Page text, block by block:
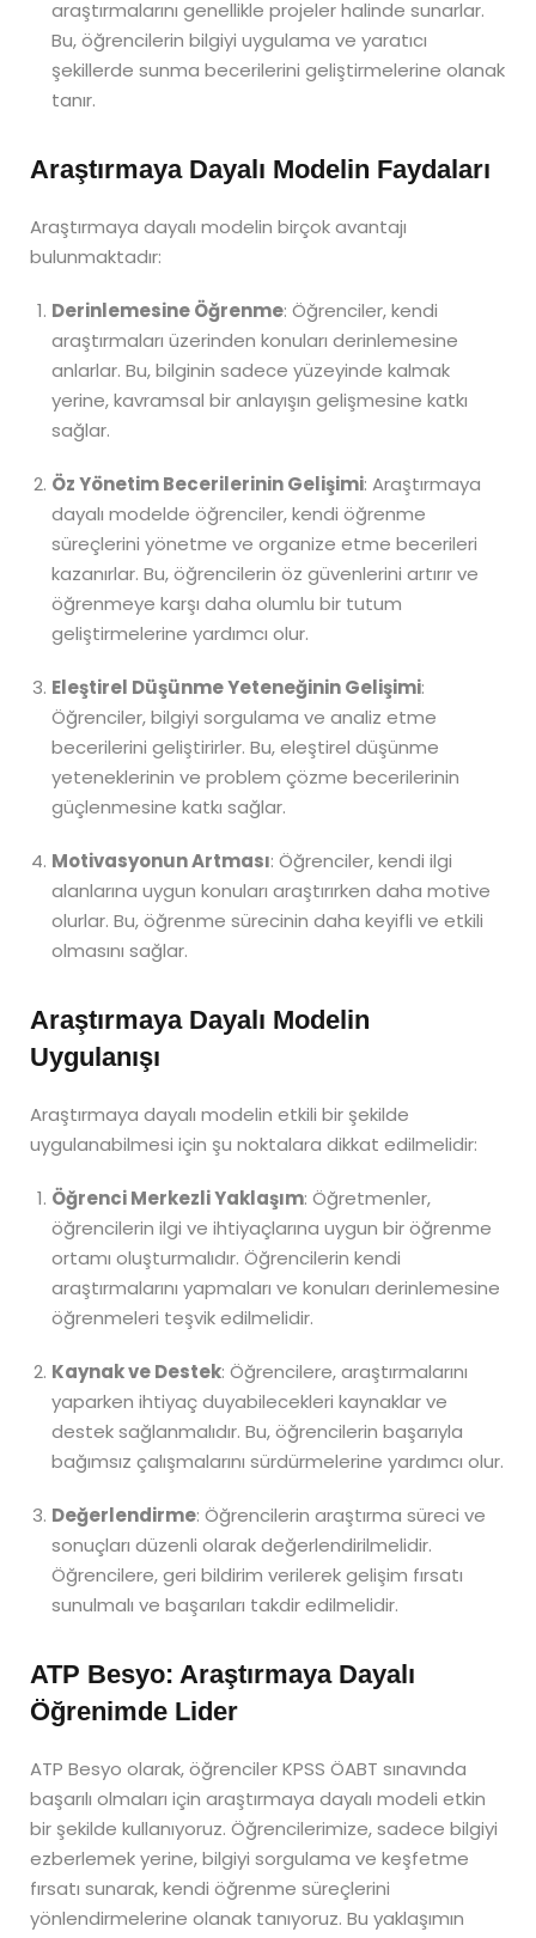
araştırmalarını genellikle projeler halinde sunarlar.
Bu, öğrencilerin bilgiyi uygulama ve yaratıcı
şekillerde sunma becerilerini geliştirmelerine olanak
tanır.
Araştırmaya Dayalı Modelin Faydaları
Araştırmaya dayalı modelin birçok avantajı
bulunmaktadır:
Derinlemesine Öğrenme: Öğrenciler, kendi
araştırmaları üzerinden konuları derinlemesine
anlarlar. Bu, bilginin sadece yüzeyinde kalmak
yerine, kavramsal bir anlayışın gelişmesine katkı
sağlar.
Öz Yönetim Becerilerinin Gelişimi: Araştırmaya
dayalı modelde öğrenciler, kendi öğrenme
süreçlerini yönetme ve organize etme becerileri
kazanırlar. Bu, öğrencilerin öz güvenlerini artırır ve
öğrenmeye karşı daha olumlu bir tutum
geliştirmelerine yardımcı olur.
Eleştirel Düşünme Yeteneğinin Gelişimi:
Öğrenciler, bilgiyi sorgulama ve analiz etme
becerilerini geliştirirler. Bu, eleştirel düşünme
yeteneklerinin ve problem çözme becerilerinin
güçlenmesine katkı sağlar.
Motivasyonun Artması: Öğrenciler, kendi ilgi
alanlarına uygun konuları araştırırken daha motive
olurlar. Bu, öğrenme sürecinin daha keyifli ve etkili
olmasını sağlar.
Araştırmaya Dayalı Modelin
Uygulanışı
Araştırmaya dayalı modelin etkili bir şekilde
uygulanabilmesi için şu noktalara dikkat edilmelidir:
Öğrenci Merkezli Yaklaşım: Öğretmenler,
öğrencilerin ilgi ve ihtiyaçlarına uygun bir öğrenme
ortamı oluşturmalıdır. Öğrencilerin kendi
araştırmalarını yapmaları ve konuları derinlemesine
öğrenmeleri teşvik edilmelidir.
Kaynak ve Destek: Öğrencilere, araştırmalarını
yaparken ihtiyaç duyabilecekleri kaynaklar ve
destek sağlanmalıdır. Bu, öğrencilerin başarıyla
bağımsız çalışmalarını sürdürmelerine yardımcı olur.
Değerlendirme: Öğrencilerin araştırma süreci ve
sonuçları düzenli olarak değerlendirilmelidir.
Öğrencilere, geri bildirim verilerek gelişim fırsatı
sunulmalı ve başarıları takdir edilmelidir.
ATP Besyo: Araştırmaya Dayalı
Öğrenimde Lider
ATP Besyo olarak, öğrenciler KPSS ÖABT sınavında
başarılı olmaları için araştırmaya dayalı modeli etkin
bir şekilde kullanıyoruz. Öğrencilerimize, sadece bilgiyi
ezberlemek yerine, bilgiyi sorgulama ve keşfetme
fırsatı sunarak, kendi öğrenme süreçlerini
yönlendirmelerine olanak tanıyoruz. Bu yaklaşımın